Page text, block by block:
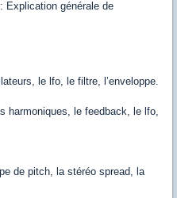
Explication générale de
le lfo, le filtre, l’enveloppe.
harmoniques, le feedback, le lfo,
de pitch, la stéréo spread, la